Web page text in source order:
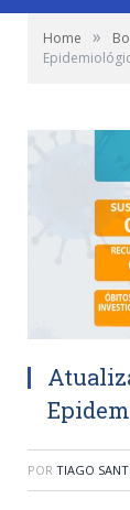
Home »
POR TIAGO